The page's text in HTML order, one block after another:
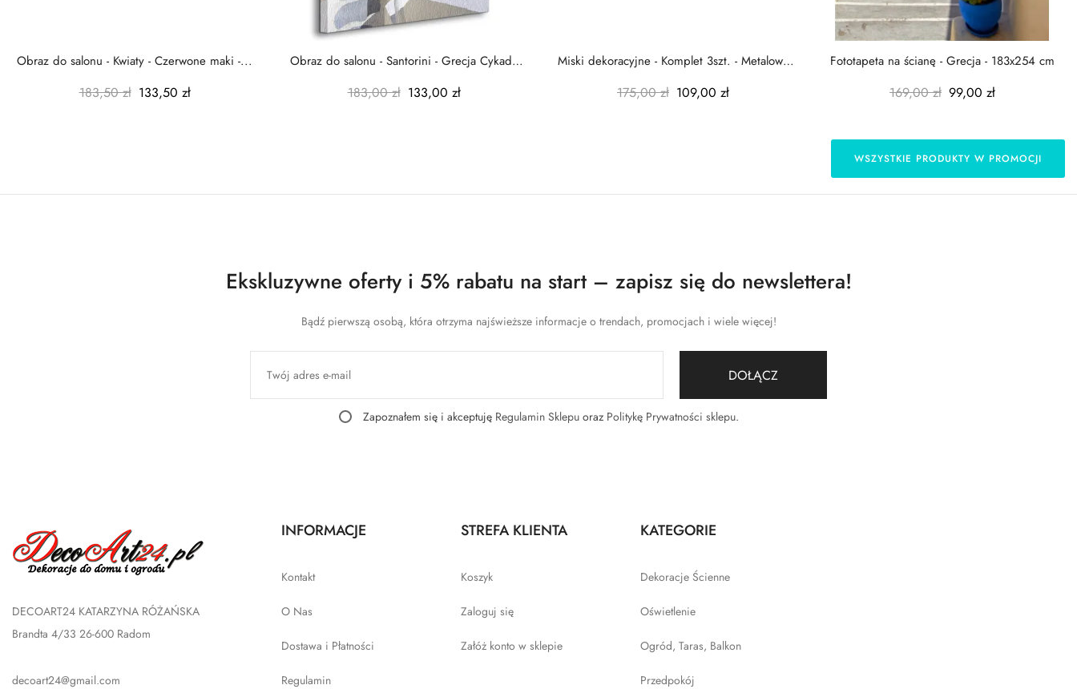
Obraz do salonu - Kwiaty - Czerwone maki -...
183,50 zł 133,50 zł
Obraz do salonu - Santorini - Grecja Cykady
183,00 zł 133,00 zł
Miski dekoracyjne - Komplet 3szt. - Metalowe
175,00 zł 109,00 zł
Fototapeta na ścianę - Grecja - 183x254 cm
169,00 zł 99,00 zł
WSZYSTKIE PRODUKTY W PROMOCJI
Ekskluzywne oferty i 5% rabatu na start – zapisz się do newslettera!
Bądź pierwszą osobą, która otrzyma najświeższe informacje o trendach, promocjach i wiele więcej!
DOŁĄCZ
Zapoznałem się i akceptuję Regulamin Sklepuoraz Politykę Prywatności sklepu.
DECOART24 KATARZYNA RÓŻAŃSKA
Brandta 4/33 26-600 Radom
decoart24@gmail.com
INFORMACJE
Kontakt
O Nas
Dostawa i Płatności
Regulamin
STREFA KLIENTA
Koszyk
Zaloguj się
Załóż konto w sklepie
KATEGORIE
Dekoracje Ścienne
Oświetlenie
Ogród, Taras, Balkon
Przedpokój